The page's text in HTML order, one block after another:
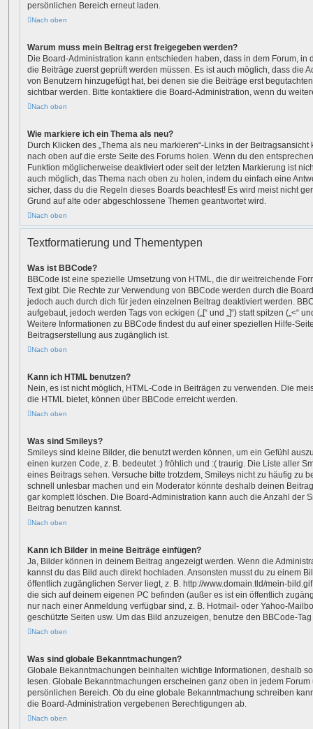
persönlichen Bereich erneut laden.
Nach oben
Warum muss mein Beitrag erst freigegeben werden?
Die Board-Administration kann entschieden haben, dass in dem Forum, in
die Beiträge zuerst geprüft werden müssen. Es ist auch möglich, dass die
von Benutzern hinzugefügt hat, bei denen sie die Beiträge erst
sichtbar werden. Bitte kontaktiere die Board-Administration, wenn du
Nach oben
Wie markiere ich ein Thema als neu?
Durch Klicken des „Thema als neu markieren“-Links in der
nach oben auf die erste Seite des Forums holen. Wenn du den
Funktion möglicherweise deaktiviert oder seit der letzten Markierung ist
auch möglich, das Thema nach oben zu holen, indem du einfach eine
sicher, dass du die Regeln dieses Boards beachtest! Es wird meist nicht
Grund auf alte oder abgeschlossene Themen geantwortet wird.
Nach oben
Textformatierung und Thementypen
Was ist BBCode?
BBCode ist eine spezielle Umsetzung von HTML, die dir weitreichende
Text gibt. Die Rechte zur Verwendung von BBCode werden durch die
jedoch auch durch dich für jeden einzelnen Beitrag deaktiviert werden.
aufgebaut, jedoch werden Tags von eckigen („[“ und „]“) statt spitzen („<“
Weitere Informationen zu BBCode findest du auf einer speziellen Hilfe-
Beitragserstellung aus zugänglich ist.
Nach oben
Kann ich HTML benutzen?
Nein, es ist nicht möglich, HTML-Code in Beiträgen zu verwenden. Die
die HTML bietet, können über BBCode erreicht werden.
Nach oben
Was sind Smileys?
Smileys sind kleine Bilder, die benutzt werden können, um ein Gefühl
einen kurzen Code, z. B. bedeutet :) fröhlich und :( traurig. Die Liste aller
eines Beitrags sehen. Versuche bitte trotzdem, Smileys nicht zu häufig zu
schnell unlesbar machen und ein Moderator könnte deshalb deinen
gar komplett löschen. Die Board-Administration kann auch die Anzahl der
Beitrag benutzen kannst.
Nach oben
Kann ich Bilder in meine Beiträge einfügen?
Ja, Bilder können in deinem Beitrag angezeigt werden. Wenn die
kannst du das Bild auch direkt hochladen. Ansonsten musst du zu einem
öffentlich zugänglichen Server liegt, z. B. http://www.domain.tld/mein-
die sich auf deinem eigenen PC befinden (außer es ist ein öffentlich
nur nach einer Anmeldung verfügbar sind, z. B. Hotmail- oder Yahoo-
geschützte Seiten usw. Um das Bild anzuzeigen, benutze den BBCode-Tag
Nach oben
Was sind globale Bekanntmachungen?
Globale Bekanntmachungen beinhalten wichtige Informationen, deshalb
lesen. Globale Bekanntmachungen erscheinen ganz oben in jedem
persönlichen Bereich. Ob du eine globale Bekanntmachung schreiben
die Board-Administration vergebenen Berechtigungen ab.
Nach oben